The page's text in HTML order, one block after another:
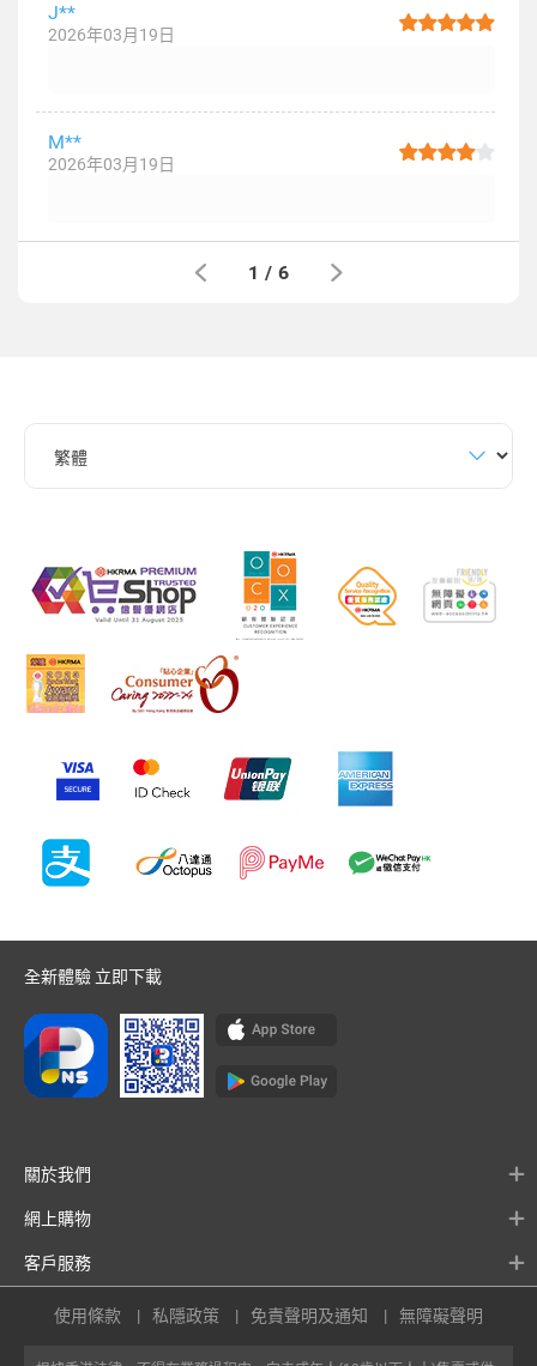
J**
2026年03月19日
M**
2026年03月19日
1 / 6
全新體驗 立即下載
關於我們
網上購物
客戶服務
使用條款 私隱政策 免責聲明及通知 無障礙聲明